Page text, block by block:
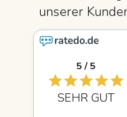
5 / 5
SEHR GUT